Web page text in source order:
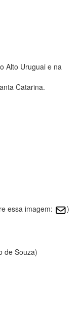
Alto Uruguai e na
Catarina.
essa imagem:
)
de Souza)